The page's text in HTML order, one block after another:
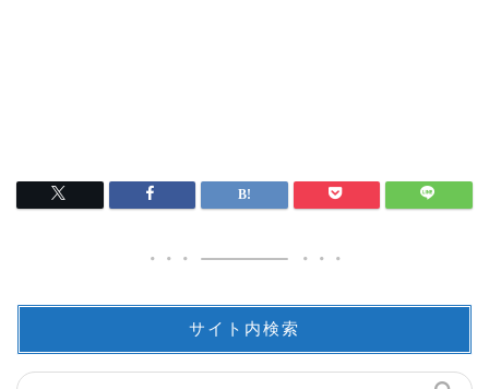
サイト内検索